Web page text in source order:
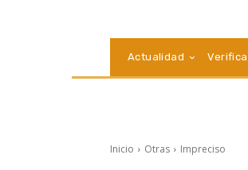
Actualidad
Inicio Otras Impreciso